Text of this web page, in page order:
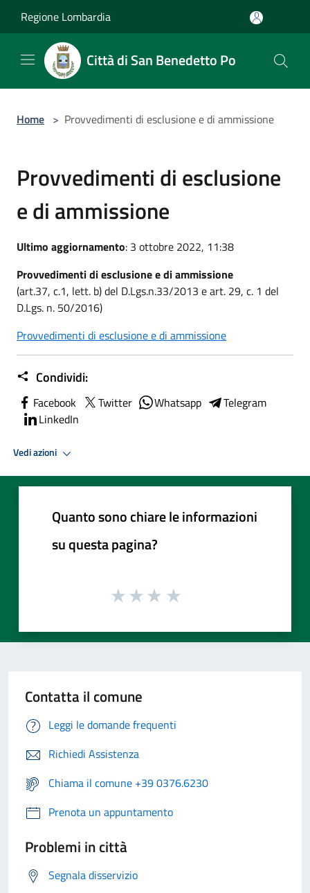
Regione Lombardia
Città di San Benedetto Po
Home > Provvedimenti di esclusione e di ammissione
Provvedimenti di esclusione
e di ammissione
Ultimo aggiornamento: 3 ottobre 2022, 11:38
Provvedimenti di esclusione e di ammissione
(art.37, c.1, lett. b) del D.Lgs.n.33/2013 e art. 29, c. 1 del
D.Lgs. n. 50/2016)
Provvedimenti di esclusione e di ammissione
Condividi:
Facebook Twitter Whatsapp
Telegram
LinkedIn
Vedi azioni
Quanto sono chiare le informazioni
su questa pagina?
Contatta il comune
Leggi le domande frequenti
Richiedi Assistenza
Chiama il comune +39 0376.6230
Prenota un appuntamento
Problemi in città
Segnala disservizio